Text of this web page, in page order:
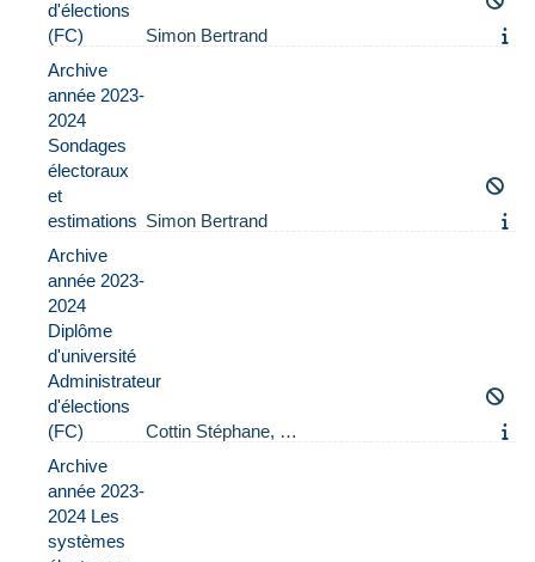
d'élections
(FC)
Simon Bertrand
Archive
année 2023-
2024
Sondages
électoraux
et
estimations Simon Bertrand
Archive
année 2023-
2024
Diplôme
d'université
Administrateur
d'élections
(FC)
Cottin Stéphane, …
Archive
année 2023-
2024 Les
systèmes